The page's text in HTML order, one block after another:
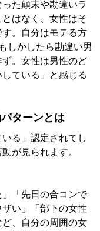
た顛末や勘違いラ
はなく、女性はそ
。自分はモテる方
しかしたら勘違い男
。女性は男性のど
ている」と感じる
ターンとは
る」認定されてし
が見られます。
「先日の合コンで
い」「部下の女性
、自分の周囲の女